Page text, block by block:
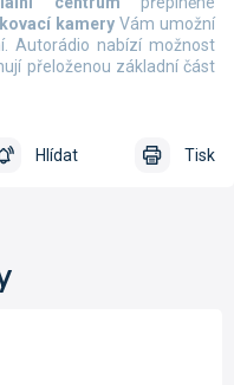
kamery Vám umožní
Autorádio nabízí možnost
přeloženou základní část
Tisk
Hlídat